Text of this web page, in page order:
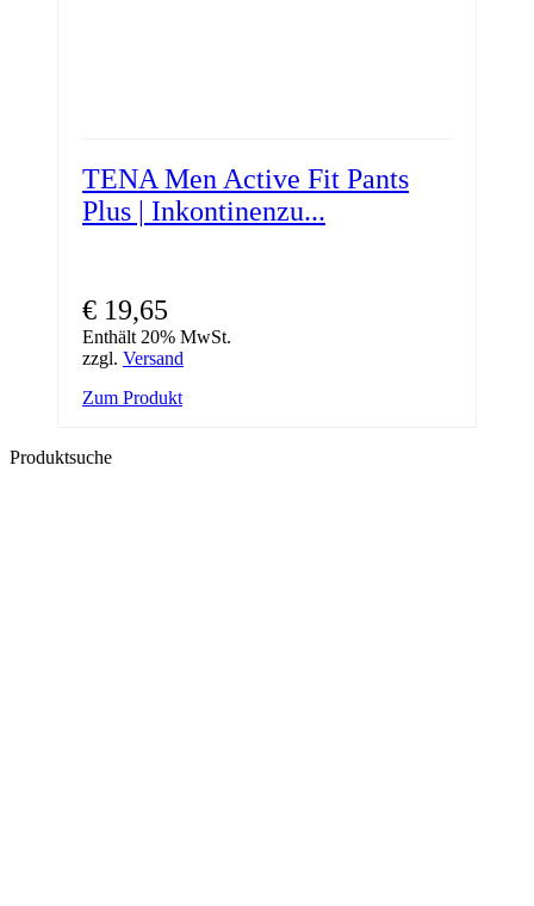
TENA Men Active Fit Pants
Plus | Inkontinenzu...
€ 19,65
Enthält 20% MwSt.
zzgl. Versand
Zum Produkt
Produktsuche